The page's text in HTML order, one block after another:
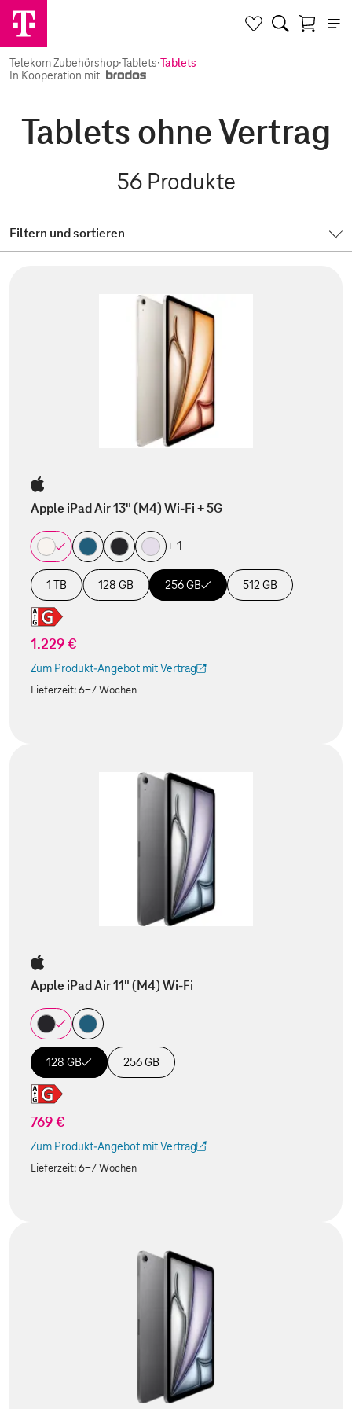
Telekom Zubehörshop·Tablets·Tablets
In Kooperation mit
Tablets ohne Vertrag
56 Produkte
Filtern und sortieren
Apple iPad Air 13" (M4) Wi-Fi + 5G
+ 1
1 TB 128 GB 256 GB 512 GB
1.229 €
Zum Produkt-Angebot mit Vertrag
(Der Link wird in einem neuen Tab geöffnet)
Lieferzeit:6-7 Wochen
Apple iPad Air 11" (M4) Wi-Fi
128 GB 256 GB
769 €
Zum Produkt-Angebot mit Vertrag
(Der Link wird in einem neuen Tab geöffnet)
Lieferzeit:6-7 Wochen